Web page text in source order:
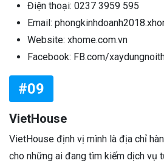
Điện thoại: 0237 3959 595
Email:
Website: xhome.com.vn
Facebook: FB.com/
#09
VietHouse
VietHouse định vị mình là địa chỉ
cho những ai đang tìm kiếm dịch vụ